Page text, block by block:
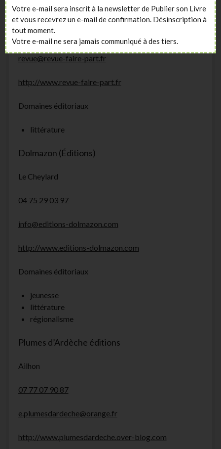
Mariac
04 75 29 41 36
revue@revue-faire-part.fr
http://www.revue-faire-part.fr
Domaines éditoriaux
littérature
Dolmazon (Éditions)
Le Cheylard
04 75 29 03 97
info@editions-dolmazon.com
http://www.editions-dolmazon.com
Domaines éditoriaux
jeunesse
littérature
régionalisme
Plumes d’Ardèche éditions
Ailhon
07 77 07 90 87
e.plumesdardeche@orange.fr
http://www.plumesdardeche.over-blog.com
Votre e-mail sera inscrit à la newsletter de Publier son Livre
et vous recevrez un e-mail de confirmation. Désinscription à
tout moment.
Votre e-mail ne sera jamais communiqué à des tiers.